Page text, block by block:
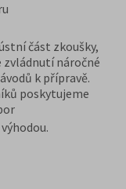
část zkoušky,
zvládnutí náročné
k přípravě.
poskytujeme